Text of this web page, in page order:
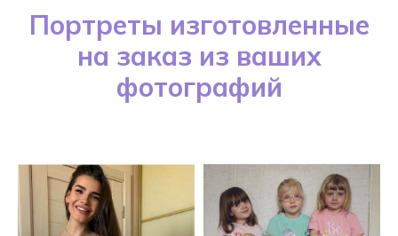
Портреты изготовленные
на заказ из ваших
фотографий